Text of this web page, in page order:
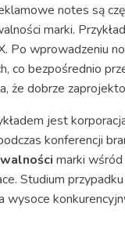
notes są
marki.
Po wprowadzeniu
co bezpośrednio
że dobrze
jest
konferencji
marki
Studium
wysoce